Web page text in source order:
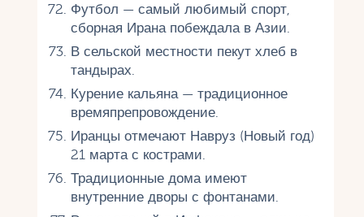
Футбол — самый любимый спорт,
сборная Ирана побеждала в Азии.
В сельской местности пекут хлеб в
тандырах.
Курение кальяна — традиционное
времяпрепровождение.
Иранцы отмечают Навруз (Новый год)
21 марта с кострами.
Традиционные дома имеют
внутренние дворы с фонтанами.